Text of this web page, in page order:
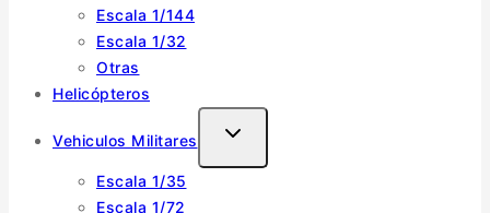
Escala 1/144
Escala 1/32
Otras
Helicópteros
Vehiculos Militares
Escala 1/35
Escala 1/72